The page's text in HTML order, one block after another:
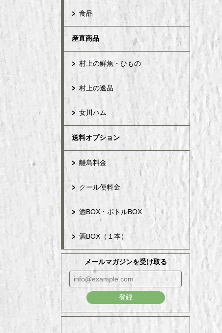
食品
産直商品
村上の鮮魚・ひもの
村上の逸品
女川ハム
送料オプション
離島料金
クール便料金
酒BOX・ボトルBOX
酒BOX（１本）
メールマガジンを受け取る
登録